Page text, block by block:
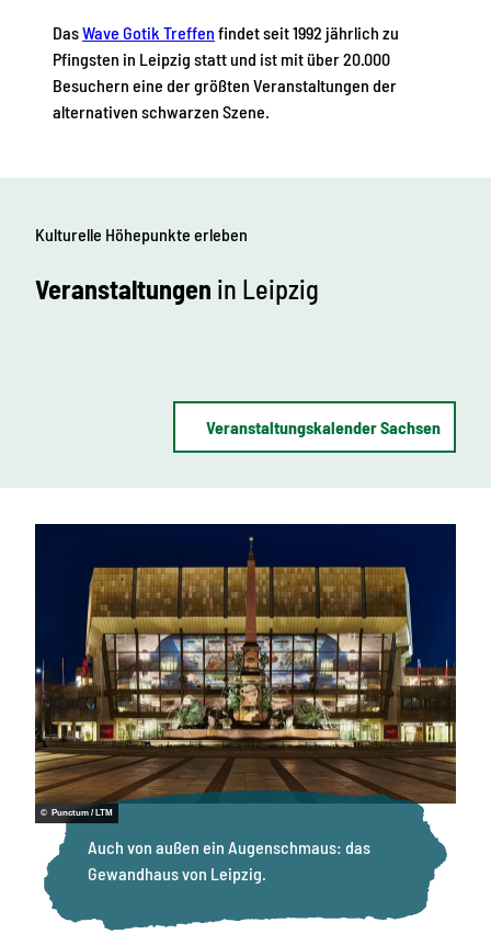
DasWave Gotik Treffen findet seit 1992 jährlich zu
Pfingsten in Leipzig statt und ist mit über 20.000
Besuchern eine der größten Veranstaltungen der
alternativen schwarzen Szene.
Kulturelle Höhepunkte erleben
Veranstaltungen in Leipzig
Veranstaltungskalender Sachsen
© Punctum / LTM
Auch von außen ein Augenschmaus: das
Gewandhaus von Leipzig.